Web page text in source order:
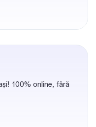
100% online, fără